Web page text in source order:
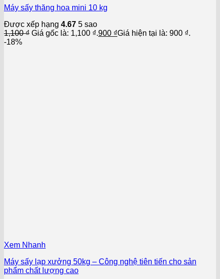
Máy sấy thăng hoa mini 10 kg
Được xếp hạng 4.67 5 sao
1,100₫ Giá gốc là: 1,100 ₫.900 ₫Giá hiện tại là: 900 ₫.
-18%
Xem Nhanh
Máy sấy lạp xưởng 50kg – Công nghệ tiên tiến cho sản
phẩm chất lượng cao